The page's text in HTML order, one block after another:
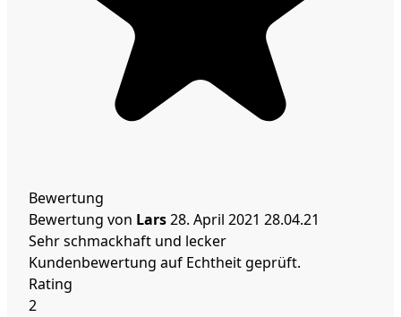
Bewertung
Bewertung von Lars28. April 2021 28.04.21
Sehr schmackhaft und lecker
Kundenbewertung auf Echtheit geprüft.
Rating
2